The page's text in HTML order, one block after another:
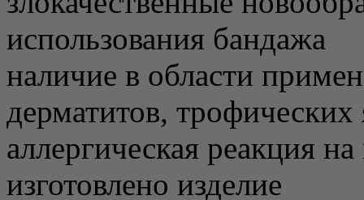
использования бандажа
наличие в области
дерматитов,
аллергическая реакция
изготовлено изделие